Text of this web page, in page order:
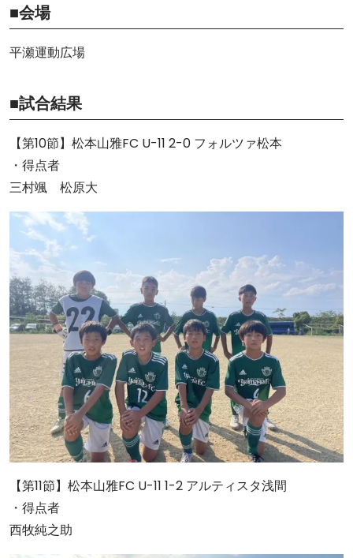
■会場
平瀬運動広場
■試合結果
【第10節】松本山雅FC U-11 2-0 フォルツァ松本
・得点者
三村颯 松原大
【第11節】松本山雅FC U-11 1-2 アルティスタ浅間
・得点者
西牧純之助